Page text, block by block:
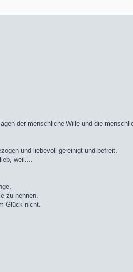
der menschliche Wille und die
und liebevoll gereinigt und befreit.
weil....
zu nennen.
Glück nicht.